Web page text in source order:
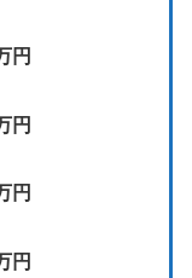
円
円
円
円